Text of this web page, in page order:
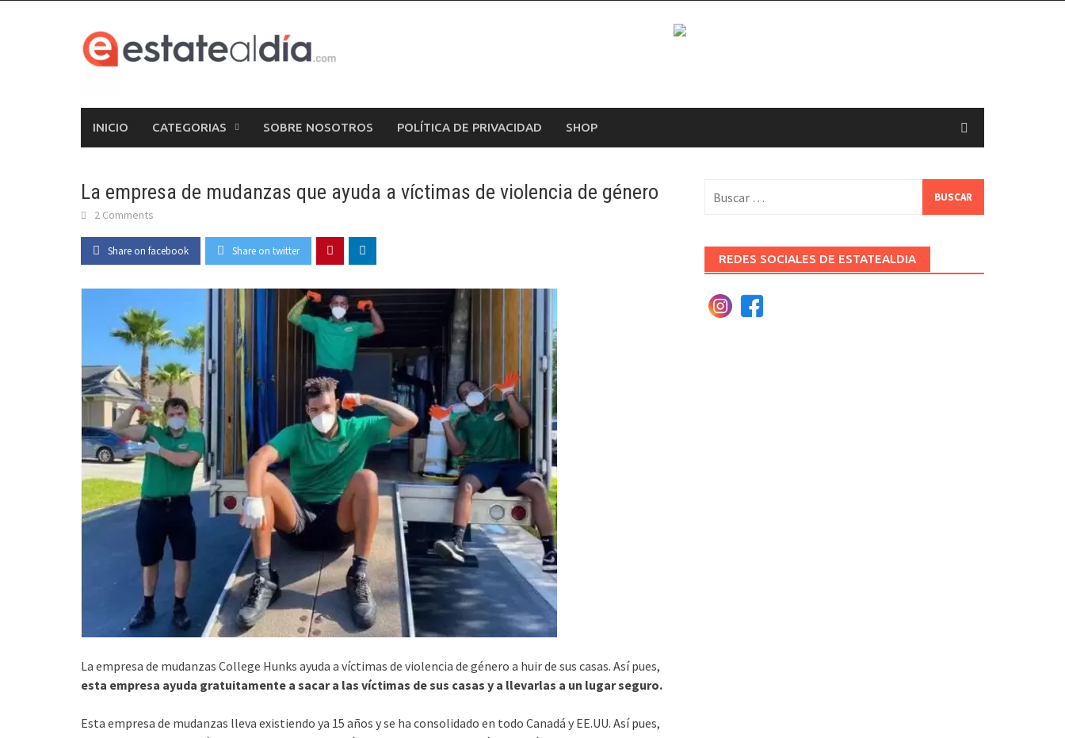
INICIO CATEGORIAS SOBRE NOSOTROS POLÍTICA DE PRIVACIDAD SHOP
La empresa de mudanzas que ayuda a víctimas de violencia de género
2 Comments
Share on facebook Share on twitter
La empresa de mudanzas College Hunks ayuda a víctimas de violencia de género a huir de sus casas. Así pues,
esta empresa ayuda gratuitamente a sacar a las víctimas de sus casas y a llevarlas a un lugar seguro.
Esta empresa de mudanzas lleva existiendo ya 15 años y se ha consolidado en todo Canadá y EE.UU. Así pues,
REDES SOCIALES DE ESTATEALDIA